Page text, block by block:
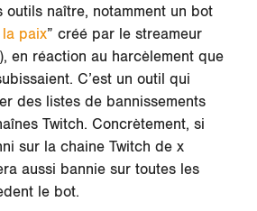
outils naître, notamment un bot
paix” créé par le streameur
en réaction au harcèlement que
C’est un outil qui
des listes de bannissements
Twitch. Concrètement, si
sur la chaine Twitch de x
aussi bannie sur toutes les
le bot.